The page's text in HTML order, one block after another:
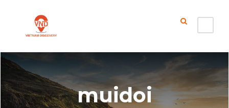
muidoi